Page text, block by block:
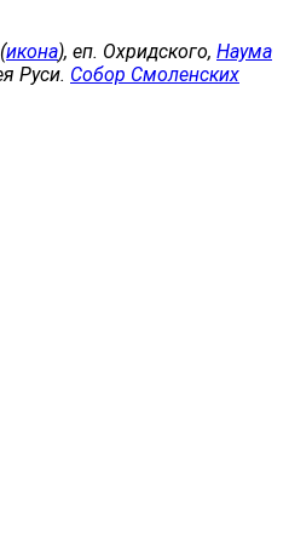
(икона), еп. Охридского, Наума
Руси. Собор Смоленских